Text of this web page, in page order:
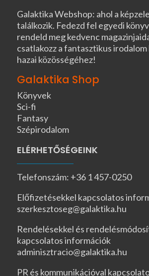
Galaktika Webshop: ahol a
találkozik. Fedezd fel egyedi
rendeld meg kedvenc
csatlakozz a fantasztikus
hazai közösségéhez!
Galaktika Shop
Könyvek
Sci-fi
Fantasy
Szépirodalom
ELÉRHETŐSÉGEINK
Telefonszám: +36 1 457-0250
Előfizetésekkel kapcsolatos
szerkesztoseg@galaktika.hu
Rendelésekkel és
kapcsolatos információk
adminisztracio@galaktika.hu
PR és kommunikációval